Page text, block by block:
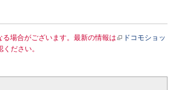
場合がございます。最新の情報は
ドコモショッ
ださい。